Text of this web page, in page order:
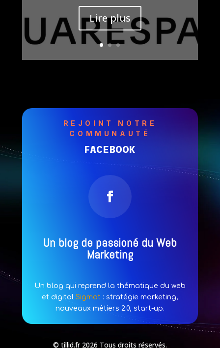
Lire plus
REJOINT NOTRE
COMMUNAUTÉ
FACEBOOK
Un blog de passioné du Web
Marketing
Un blog qui reprend la thématique du web
et digital Sigmat: stratégie marketing,
nouveaux métiers 2.0, start-up.
© tillid.fr 2026 Tous droits réservés.